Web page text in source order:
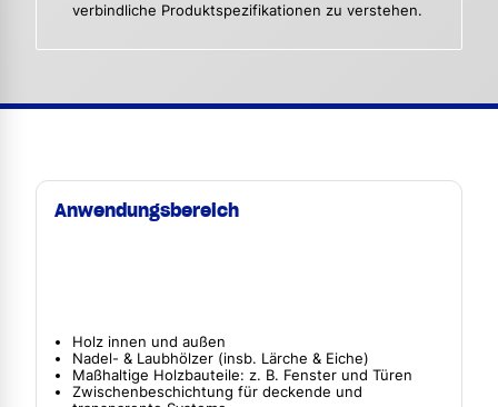
verbindliche Produktspezifikationen zu verstehen.
Anwendungsbereich
Holz innen und außen
Nadel- & Laubhölzer (insb. Lärche & Eiche)
Maßhaltige Holzbauteile: z. B. Fenster und Türen
Zwischenbeschichtung für deckende und